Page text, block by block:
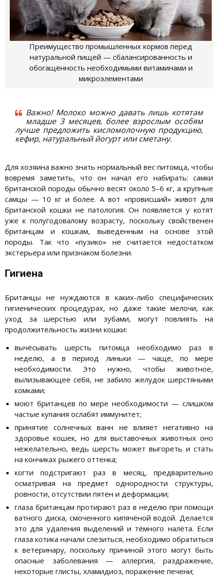
Преимущество промышленных кормов перед
натуральной пищей — сбалансированность и
обогащённость необходимыми витаминами и
микроэлементами
Важно! Молоко можно давать лишь котятам
младше 3 месяцев, более взрослым особям
лучше предложить кисломолочную продукцию,
кефир, натуральный йогурт или сметану.
Для хозяина важно знать нормальный вес питомца, чтобы
вовремя заметить, что он начал его набирать: самки
британской породы обычно весят около 5–6 кг, а крупные
самцы — 10 кг и более. А вот «провисший» живот для
британской кошки не патология. Он появляется у котят
уже к полугодовалому возрасту, поскольку свойственен
британцам и кошкам, выведенным на основе этой
породы. Так что «пузико» не считается недостатком
экстерьера или признаком болезни.
Гигиена
Британцы не нуждаются в каких-либо специфических
гигиенических процедурах, но даже такие мелочи, как
уход за шерстью или зубами, могут повлиять на
продолжительность жизни кошки:
вычёсывать шерсть питомца необходимо раз в
неделю, а в период линьки — чаще, по мере
необходимости. Это нужно, чтобы животное,
вылизывающее себя, не забило желудок шерстяными
комками;
моют британцев по мере необходимости — слишком
частые купания ослабят иммунитет;
принятие солнечных ванн не влияет негативно на
здоровье кошек, но для выставочных животных оно
нежелательно, ведь шерсть может выгореть и стать
на кончиках рыжего оттенка;
когти подстригают раз в месяц, предварительно
осматривая на предмет однородности структуры,
ровности, отсутствии пятен и деформации;
глаза британцам протирают раз в неделю при помощи
ватного диска, смоченного кипячёной водой. Делается
это для удаления выделений и тёмного налёта. Если
глаза котика начали слезиться, необходимо обратиться
к ветеринару, поскольку причиной этого могут быть
опасные заболевания — аллергия, раздражение,
некоторые глисты, хламидиоз, поражение печени;